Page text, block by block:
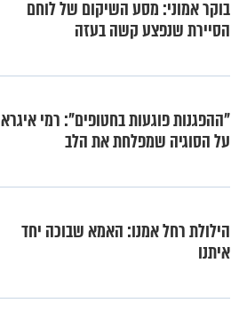
בוקר אמוני: מסע השיקום של לוחם
הסיירת שנפצע קשה בעזה
"ההפגנות פוגעות בחטופים": רמי איגרא
על הסוגיה שמפלחת את הלב
הילולת רחל אמנו: האמא שבוכה יחד
איתנו